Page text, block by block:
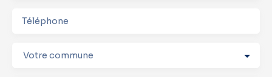
Téléphone
Votre commune